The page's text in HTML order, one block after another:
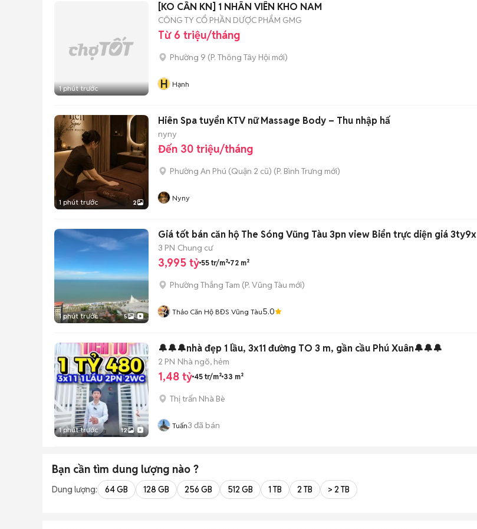
1 phút trước
[KO CẦN KN] 1 NHÂN VIÊN KHO NAM
CÔNG TY CỔ PHẦN DƯỢC PHẨM GMG
Từ 6 triệu/tháng
Phường 9 (P. Thông Tây Hội mới)
H Hạnh
1 phút trước 2
Hiên Spa tuyển KTV nữ Massage Body – Thu nhập hấ
nyny
Đến 30 triệu/tháng
Phường An Phú (Quận 2 cũ) (P. Bình Trưng mới)
Nyny
1 phút trước 5
Giá tốt bán căn hộ The Sóng Vũng Tàu 3pn view Biển trực diện giá 3ty9x
3 PN Chung cư
3,995 tỷ 55 tr/m² 72 m²
Phường Thắng Tam (P. Vũng Tàu mới)
Thảo Căn Hộ BĐS Vũng Tàu5.0
1 phút trước 12
🔔🔔🔔nhà đẹp 1 lầu, 3x11 đường TO 3 m, gần cầu Phú Xuân🔔🔔🔔
2 PN Nhà ngõ, hẻm
1,48 tỷ 45 tr/m² 33 m²
Thị trấn Nhà Bè
Tuấn3 đã bán
Bạn cần tìm dung lượng nào ?
Dung lượng: 64 GB 128 GB 256 GB 512 GB 1 TB 2 TB > 2 TB